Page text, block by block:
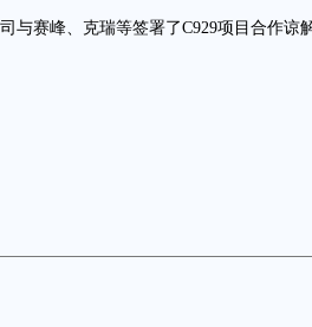
与赛峰、克瑞等签署了C929项目合作谅